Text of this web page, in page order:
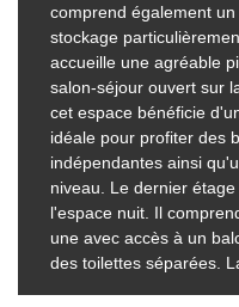
comprend également
stockage
accueille une agréable
salon-séjour ouvert sur
cet espace bénéficie
idéale pour profiter des
indépendantes ainsi
niveau. Le dernier
l'espace nuit. Il
une avec accès à un
des toilettes séparées.